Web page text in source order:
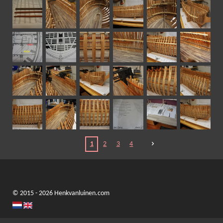
1 2 3 4
© 2015 - 2026 Henkvanluinen.com